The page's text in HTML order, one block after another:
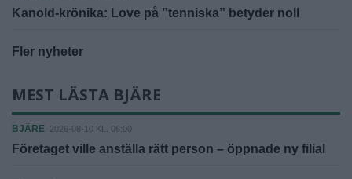
Kanold-krönika: Love på ”tenniska” betyder noll
Fler nyheter
MEST LÄSTA BJÄRE
BJÄRE 2026-08-10 KL. 06:00
Företaget ville anställa rätt person – öppnade ny filial